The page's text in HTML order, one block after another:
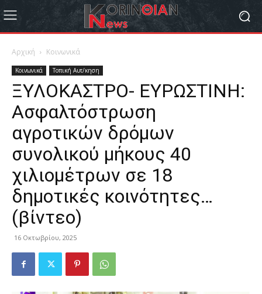
Αρχική Κοινωνικά
Κοινωνικά Τοπική Αυτ/κηση
ΞΥΛΟΚΑΣΤΡΟ- ΕΥΡΩΣΤΙΝΗ:
Ασφαλτόστρωση
αγροτικών δρόμων
συνολικού μήκους 40
χιλιομέτρων σε 18
δημοτικές κοινότητες…
(βίντεο)
16 Οκτωβρίου, 2025